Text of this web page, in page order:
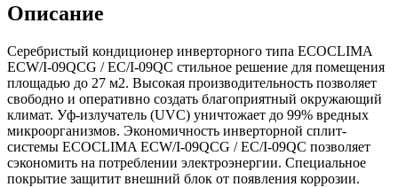
Описание
Серебристый кондиционер инверторного типа ECOCLIMA
ECW/I-09QCG / EC/I-09QC стильное решение для помещения
площадью до 27 м2. Высокая производительность позволяет
свободно и оперативно создать благоприятный окружающий
климат. Уф-излучатель (UVC) уничтожает до 99% вредных
микроорганизмов. Экономичность инверторной сплит-
системы ECOCLIMA ECW/I-09QCG / EC/I-09QC позволяет
сэкономить на потреблении электроэнергии. Специальное
покрытие защитит внешний блок от появления коррозии.